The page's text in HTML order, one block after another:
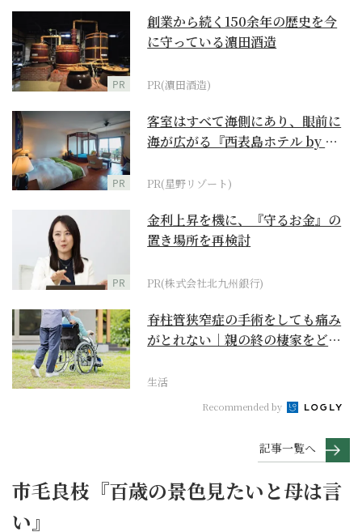
PR
創業から続く150余年の歴史を今
に守っている濵田酒造
PR(濵田酒造)
PR
客室はすべて海側にあり、眼前に
海が広がる『西表島ホテル by 星
PR(星野リゾート)
PR
金利上昇を機に、『守るお金』の
置き場所を再検討
PR(株式会社北九州銀行)
脊柱管狭窄症の手術をしても痛み
がとれない｜親の終の棲家をどう
生活
Recommended by
記事一覧へ
市毛良枝『百歳の景色見たいと母は言
い』